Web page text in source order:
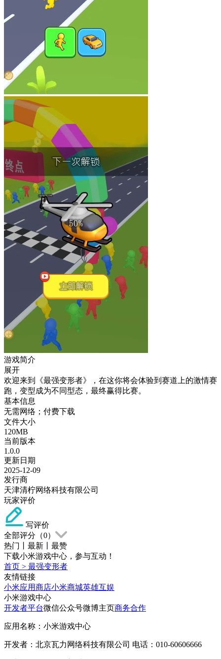
游戏简介
展开
欢迎来到《最强变形者》，在这你将会体验到赛道上的激情赛
跑，变型成为不同型态，最终赢得比赛。
基本信息
无需网络；付费下载
文件大小
120MB
当前版本
1.0.0
更新日期
2025-12-09
发行商
天津清柠网络科技有限公司
玩家评价
写评价
全部评分（0）
热门
最新
最赞
下载小米游戏中心，参与互动！
首页 > 最强变形者
友情链接
小米应用商店小米商城英雄互娱
小米游戏中心
开发者平台微信公众号微博主页商务合作
应用名称：小米游戏中心
开发者：北京瓦力网络科技有限公司 电话：010-60606666